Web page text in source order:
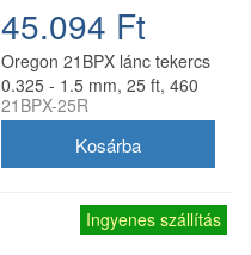
45.094 Ft
Oregon 21BPX lánc tekercs
0.325 - 1.5 mm, 25 ft, 460
szem
21BPX-25R
Ingyenes szállítás